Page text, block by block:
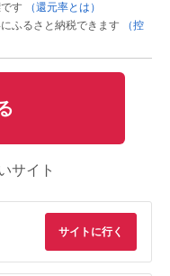
す
（還元率とは）
ふるさと納税できます
（控
サイト
サイトに行く